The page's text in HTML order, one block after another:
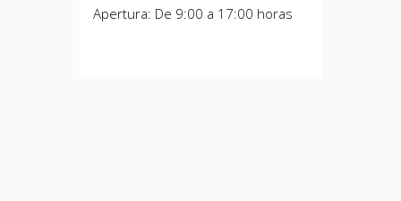
Apertura: De 9:00 a 17:00 horas